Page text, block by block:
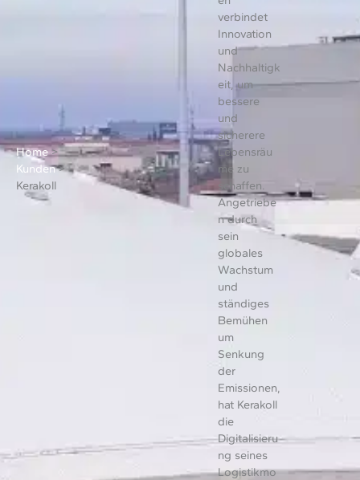
Home>
Kunden>
Kerakoll
verbindet
Innovation
und
Nachhaltigk
eit, um
bessere
und
sicherere
Lebensräu
me zu
schaffen.
Angetriebe
n durch
sein
globales
Wachstum
und
ständiges
Bemühen
um
Senkung
der
Emissionen,
hat Kerakoll
die
Digitalisieru
ng seines
Logistikmo